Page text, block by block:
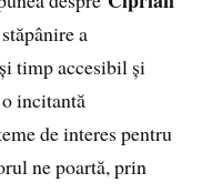
a
timp accesibil și
incitantă
de interes pentru
ne poartă, prin